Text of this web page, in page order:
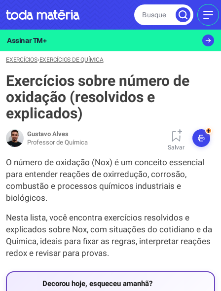
Busque
Assinar TM+
EXERCÍCIOS›EXERCÍCIOS DE QUÍMICA
Exercícios sobre número de
oxidação (resolvidos e
explicados)
Gustavo Alves
Professor de Química
Salvar
+
O número de oxidação (Nox) é um conceito essencial
para entender reações de oxirredução, corrosão,
combustão e processos químicos industriais e
biológicos.
Nesta lista, você encontra exercícios resolvidos e
explicados sobre Nox, com situações do cotidiano e da
Química, ideais para fixar as regras, interpretar reações
redox e revisar para provas.
Decorou hoje, esqueceu amanhã?